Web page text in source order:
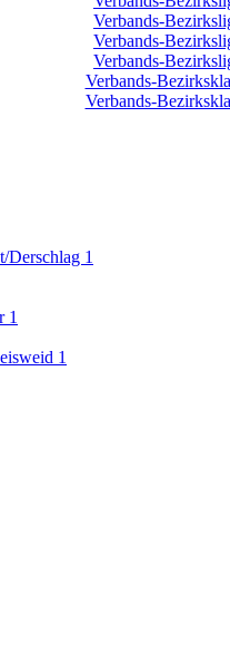
Verbands-
Verbands-
Verbands-
Verbands-
Verbands-
Derschlag 1
1
1